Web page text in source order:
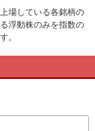
場している各銘柄の
浮動株のみを指数の
。